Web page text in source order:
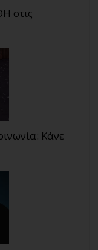
στις
Κάνε